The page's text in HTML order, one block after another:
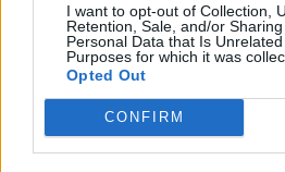
I want to opt-out of Collection,
Retention, Sale, and/or
Personal Data that Is
Purposes for which it was
Opted Out
CONFIRM
BEAUTY
Χρυσός από την κορυφή ως
μοναδικές ιδιότητες του πιο
ομορφιάς